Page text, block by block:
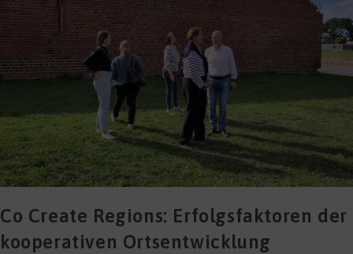
Co Create Regions: Erfolgsfaktoren der
kooperativen Ortsentwicklung